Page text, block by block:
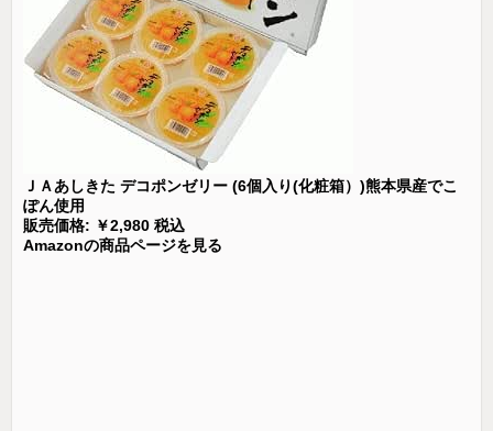
ＪＡあしきた デコポンゼリー (6個入り(化粧箱）)熊本県産でこ
ぽん使用
販売価格: ￥2,980 税込
Amazonの商品ページを見る